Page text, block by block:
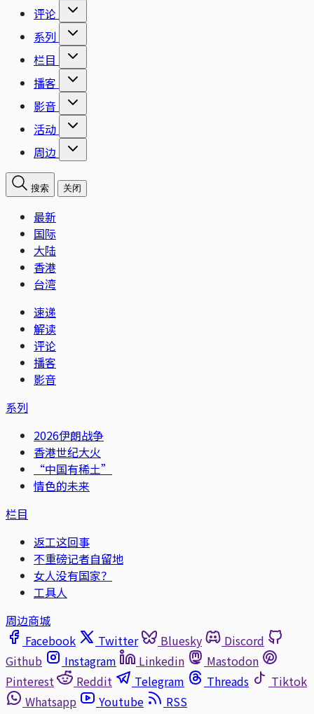
评论
系列
栏目
播客
影音
活动
周边
搜索 关闭
最新
国际
大陆
香港
台湾
速递
解读
评论
播客
影音
系列
2026伊朗战争
香港世纪大火
“中国有稀土”
情色的未来
栏目
返工这回事
不重磅记者自留地
女人没有国家？
工具人
周边商城
Facebook
Twitter Bluesky
Discord
Github
Instagram Linkedin
Mastodon
Pinterest
Reddit Telegram Threads
Tiktok
Whatsapp
Youtube
RSS